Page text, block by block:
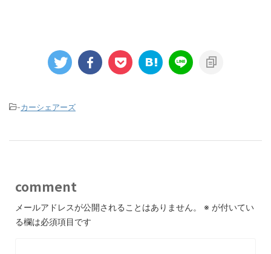
-カーシェアーズ
comment
メールアドレスが公開されることはありません。 ※ が付いてい
る欄は必須項目です